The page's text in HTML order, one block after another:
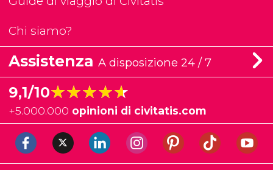
Chi siamo?
Assistenza A disposizione 24 / 7
9,1/10★★★★★
★★★★★
+5.000.000 opinioni di civitatis.com